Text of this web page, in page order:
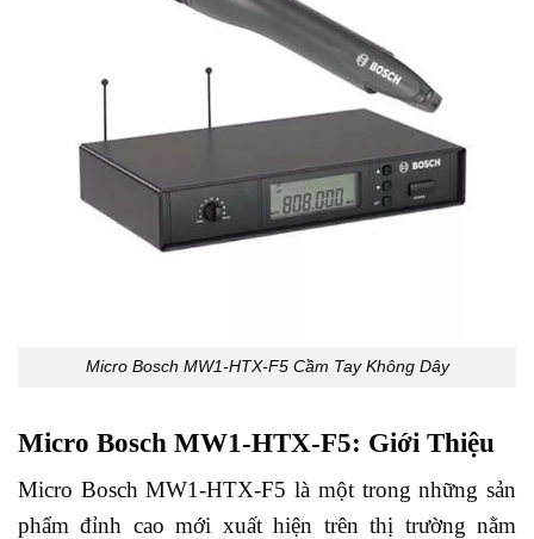
Micro Bosch MW1-HTX-F5 Cầm Tay Không Dây
Micro Bosch MW1-HTX-F5: Giới Thiệu
Micro Bosch MW1-HTX-F5 là một trong những sản
phẩm đỉnh cao mới xuất hiện trên thị trường nằm